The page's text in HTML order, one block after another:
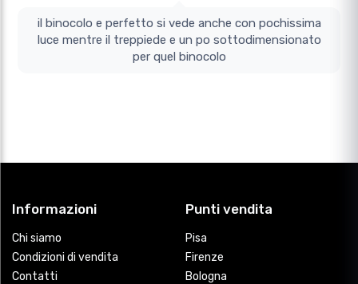
il binocolo e perfetto si vede anche con pochissima
luce mentre il treppiede e un po sottodimensionato
per quel binocolo
Informazioni
Chi siamo
Condizioni di vendita
Contatti
Punti vendita
Pisa
Firenze
Bologna